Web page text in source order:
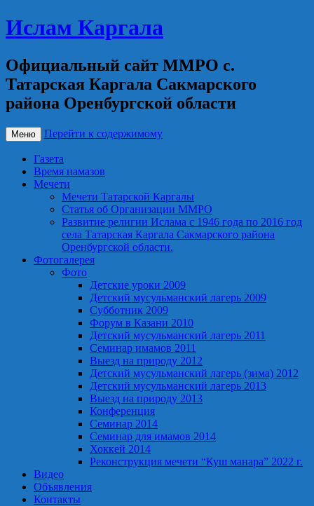
Ислам Каргала
Официальный сайт ММРО с.
Татарская Каргала Сакмарского
района Оренбургской области
Меню Перейти к содержимому
Газета
Время намазов
Мечети
Мечети Татарской Каргалы
Статья об Организации ММРО
Развитие религии Ислама с 1946 года по 2016 год
села Татарская Каргала Сакмарского района
Оренбургской области.
Фотогалерея
Фото
Детские уроки 2009
Детский мусульманский лагерь 2009
Субботник 2009
Форум в Казани 2010
Детский мусульманский лагерь 2011
Семинар имамов 2011
Выезд на природу 2012
Детский мусульманский лагерь (зима) 2012
Детский мусульманский лагерь 2013
Выезд на природу 2013
Конференция
Семинар 2014
Семинар для имамов 2014
Хоккей 2014
Реконструкция мечети “Куш манара” 2022 г.
Видео
Объявления
Контакты